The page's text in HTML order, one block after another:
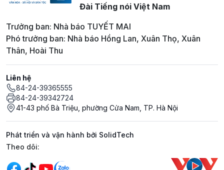
Đài Tiếng nói Việt Nam
Trưởng ban: Nhà báo TUYẾT MAI
Phó trưởng ban: Nhà báo Hồng Lan, Xuân Thọ, Xuân
Thân, Hoài Thu
Liên hệ
84-24-39365555
84-24-39342724
41-43 phố Bà Triệu, phường Cửa Nam, TP. Hà Nội
Phát triển và vận hành bởi SolidTech
Mạng xã hội
Theo dõi: